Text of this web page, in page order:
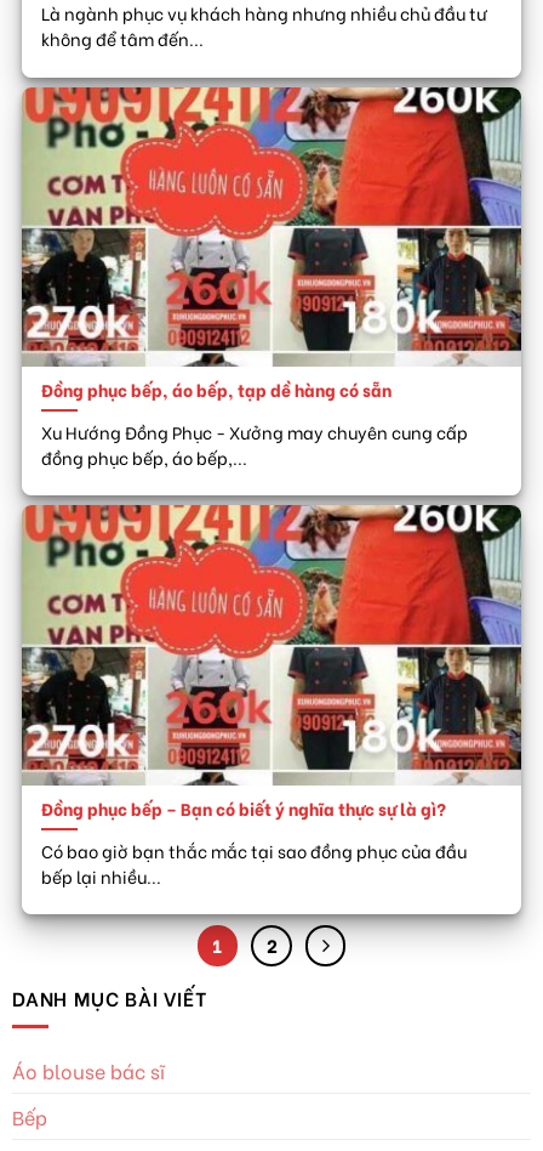
Là ngành phục vụ khách hàng nhưng nhiều chủ đầu tư
không để tâm đến...
Đồng phục bếp, áo bếp, tạp dề hàng có sẵn
Xu Hướng Đồng Phục - Xưởng may chuyên cung cấp
đồng phục bếp, áo bếp,...
Đồng phục bếp – Bạn có biết ý nghĩa thực sự là gì?
Có bao giờ bạn thắc mắc tại sao đồng phục của đầu
bếp lại nhiều...
1 2
DANH MỤC BÀI VIẾT
Áo blouse bác sĩ
Bếp